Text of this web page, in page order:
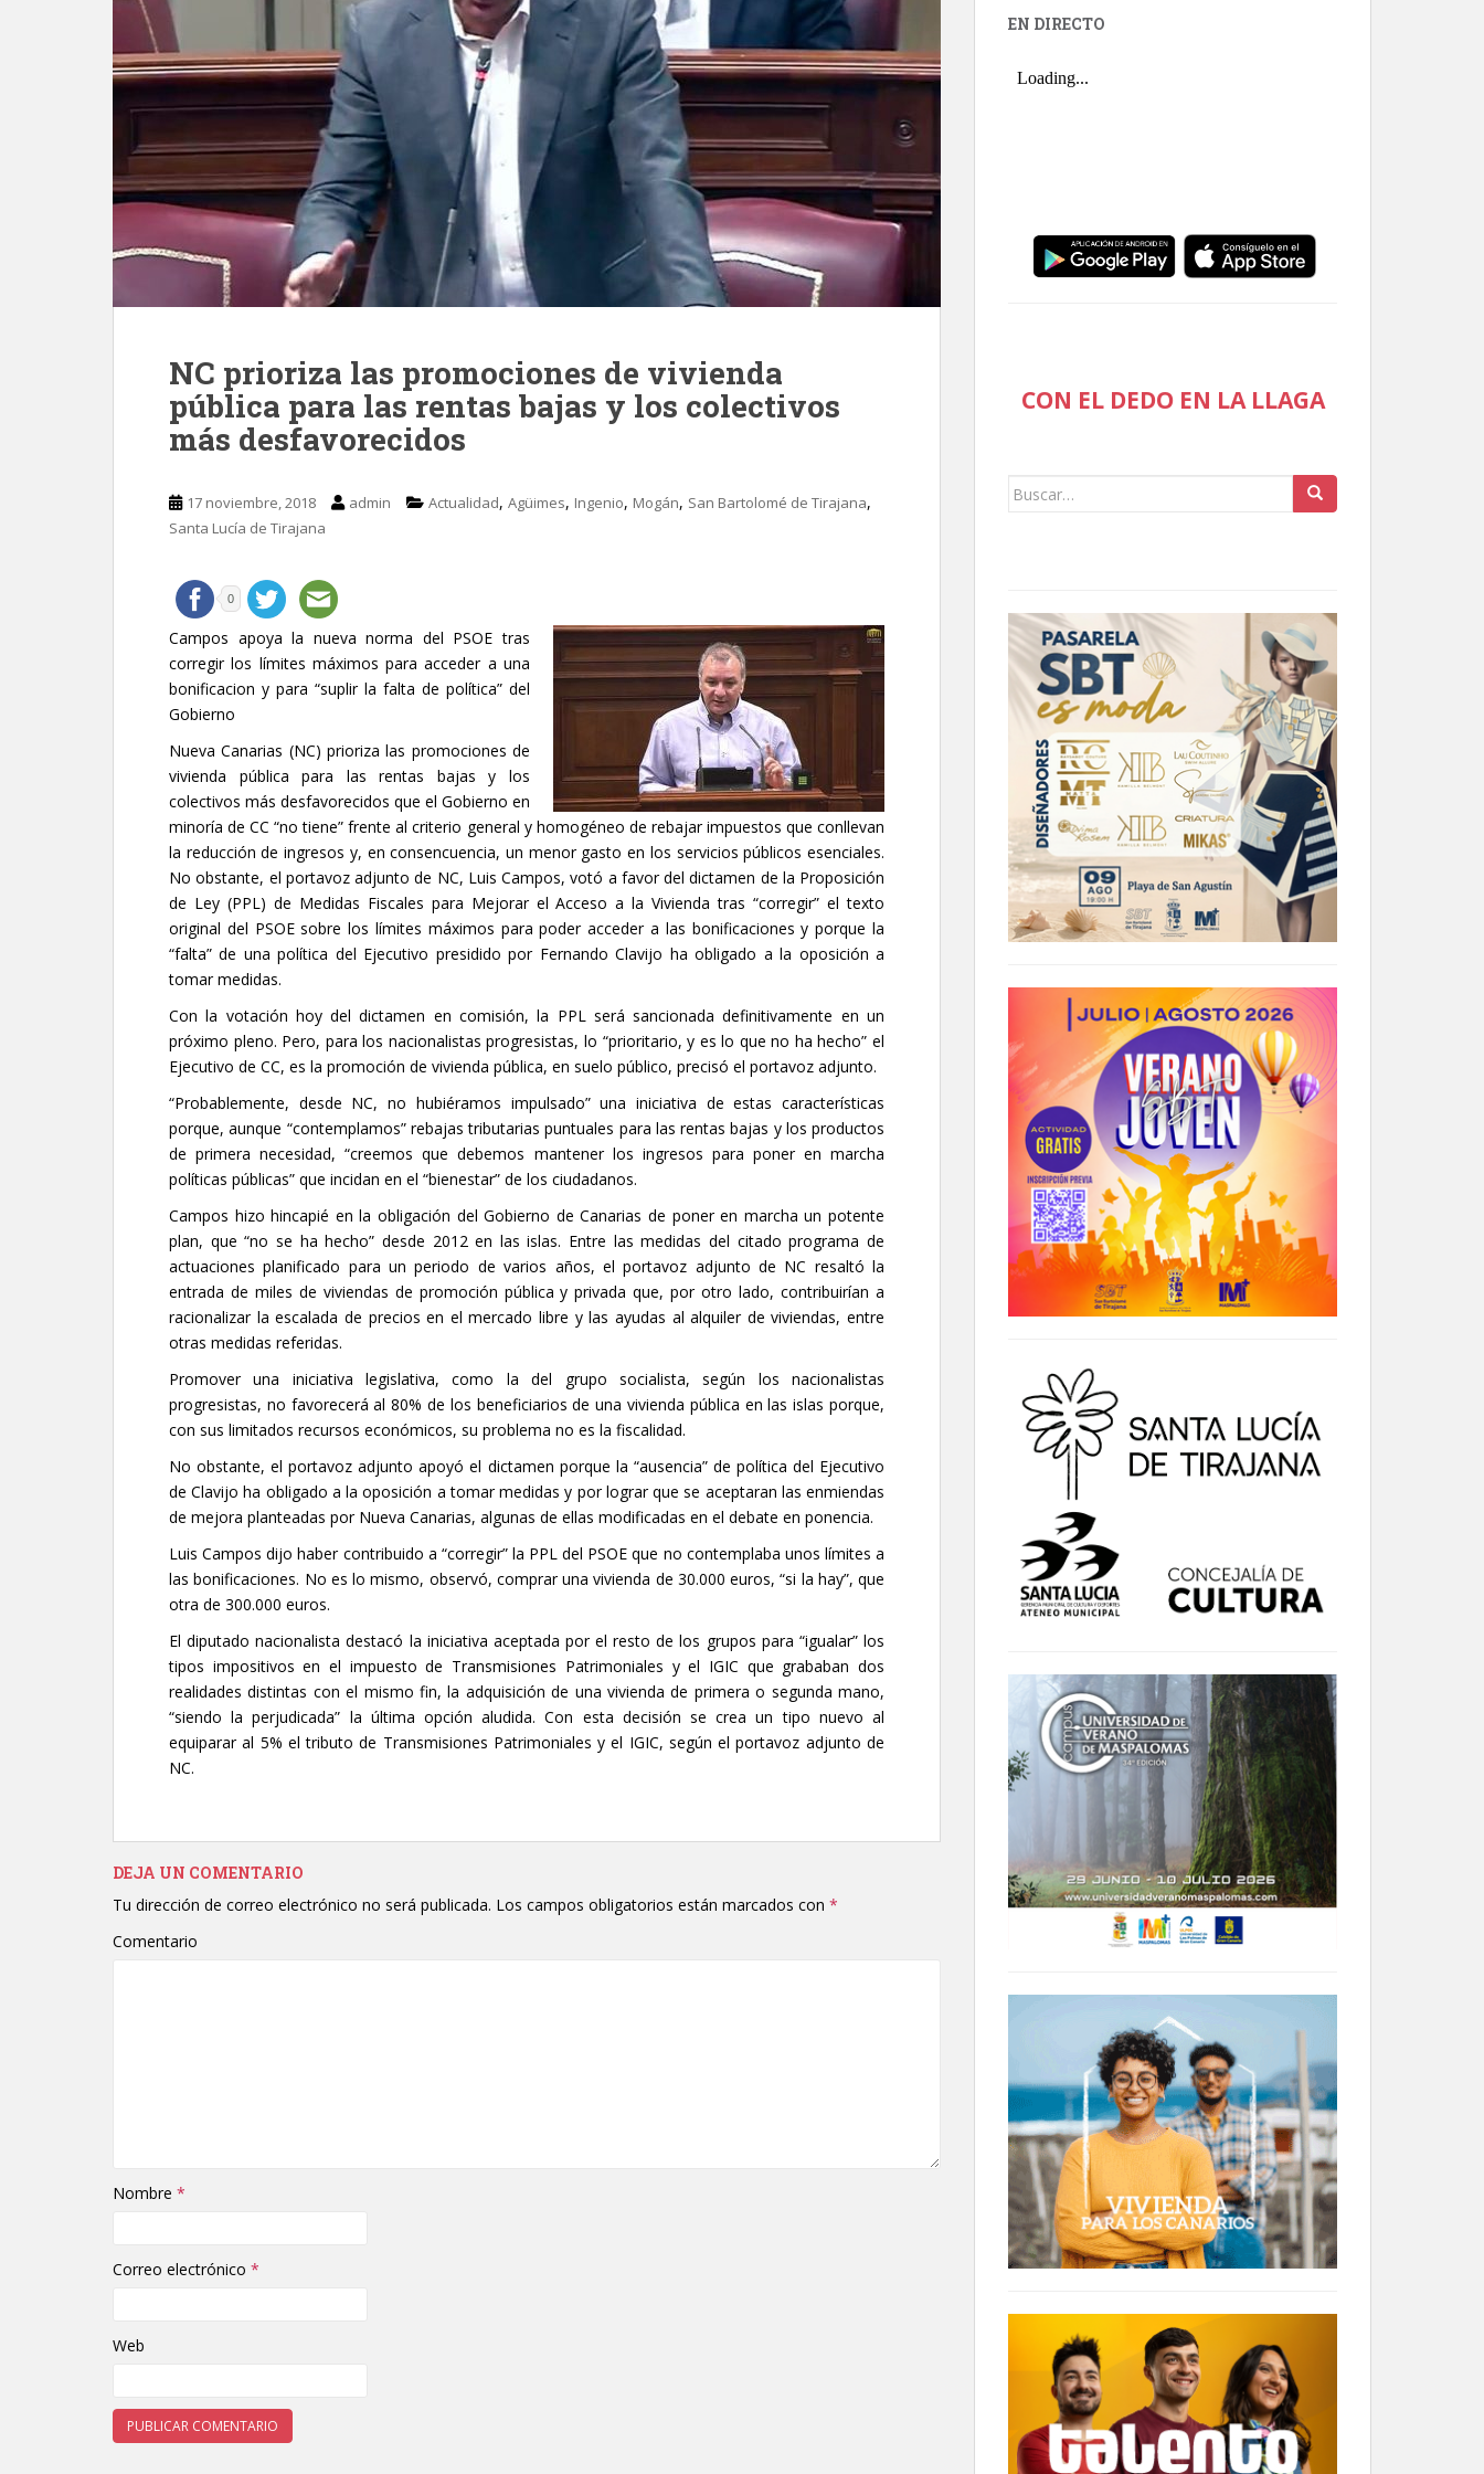
NC prioriza las promociones de vivienda
pública para las rentas bajas y los colectivos
más desfavorecidos
17 noviembre, 2018 admin Actualidad, Agüimes, Ingenio, Mogán, San Bartolomé de Tirajana,
Santa Lucía de Tirajana
0
Campos apoya la nueva norma del PSOE tras
corregir los límites máximos para acceder a una
bonificacion y para “suplir la falta de política” del
Gobierno
Nueva Canarias (NC) prioriza las promociones de
vivienda pública para las rentas bajas y los
colectivos más desfavorecidos que el Gobierno en
minoría de CC “no tiene” frente al criterio general y homogéneo de rebajar impuestos que conllevan
la reducción de ingresos y, en consencuencia, un menor gasto en los servicios públicos esenciales.
No obstante, el portavoz adjunto de NC, Luis Campos, votó a favor del dictamen de la Proposición
de Ley (PPL) de Medidas Fiscales para Mejorar el Acceso a la Vivienda tras “corregir” el texto
original del PSOE sobre los límites máximos para poder acceder a las bonificaciones y porque la
“falta” de una política del Ejecutivo presidido por Fernando Clavijo ha obligado a la oposición a
tomar medidas.
Con la votación hoy del dictamen en comisión, la PPL será sancionada definitivamente en un
próximo pleno. Pero, para los nacionalistas progresistas, lo “prioritario, y es lo que no ha hecho” el
Ejecutivo de CC, es la promoción de vivienda pública, en suelo público, precisó el portavoz adjunto.
“Probablemente, desde NC, no hubiéramos impulsado” una iniciativa de estas características
porque, aunque “contemplamos” rebajas tributarias puntuales para las rentas bajas y los productos
de primera necesidad, “creemos que debemos mantener los ingresos para poner en marcha
políticas públicas” que incidan en el “bienestar” de los ciudadanos.
Campos hizo hincapié en la obligación del Gobierno de Canarias de poner en marcha un potente
plan, que “no se ha hecho” desde 2012 en las islas. Entre las medidas del citado programa de
actuaciones planificado para un periodo de varios años, el portavoz adjunto de NC resaltó la
entrada de miles de viviendas de promoción pública y privada que, por otro lado, contribuirían a
racionalizar la escalada de precios en el mercado libre y las ayudas al alquiler de viviendas, entre
otras medidas referidas.
Promover una iniciativa legislativa, como la del grupo socialista, según los nacionalistas
progresistas, no favorecerá al 80% de los beneficiarios de una vivienda pública en las islas porque,
con sus limitados recursos económicos, su problema no es la fiscalidad.
No obstante, el portavoz adjunto apoyó el dictamen porque la “ausencia” de política del Ejecutivo
de Clavijo ha obligado a la oposición a tomar medidas y por lograr que se aceptaran las enmiendas
de mejora planteadas por Nueva Canarias, algunas de ellas modificadas en el debate en ponencia.
Luis Campos dijo haber contribuido a “corregir” la PPL del PSOE que no contemplaba unos límites a
las bonificaciones. No es lo mismo, observó, comprar una vivienda de 30.000 euros, “si la hay”, que
otra de 300.000 euros.
El diputado nacionalista destacó la iniciativa aceptada por el resto de los grupos para “igualar” los
tipos impositivos en el impuesto de Transmisiones Patrimoniales y el IGIC que grababan dos
realidades distintas con el mismo fin, la adquisición de una vivienda de primera o segunda mano,
“siendo la perjudicada” la última opción aludida. Con esta decisión se crea un tipo nuevo al
equiparar al 5% el tributo de Transmisiones Patrimoniales y el IGIC, según el portavoz adjunto de
NC.
DEJA UN COMENTARIO
Tu dirección de correo electrónico no será publicada. Los campos obligatorios están marcados con *
Comentario
Nombre *
Correo electrónico *
Web
EN DIRECTO
CON EL DEDO EN LA LLAGA
Buscar: